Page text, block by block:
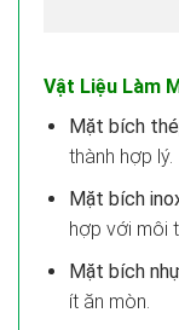
Vật Liệu Làm
Mặt bích
thành hợp lý.
Mặt bích
hợp với môi
Mặt bích
ít ăn mòn.